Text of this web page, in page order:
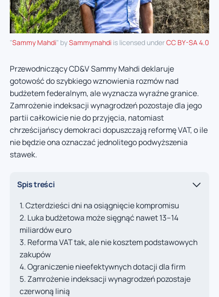
"Sammy Mahdi" bySammymahdi is licensed underCC BY-SA 4.0
Przewodniczący CD&V Sammy Mahdi deklaruje
gotowość do szybkiego wznowienia rozmów nad
budżetem federalnym, ale wyznacza wyraźne granice.
Zamrożenie indeksacji wynagrodzeń pozostaje dla jego
partii całkowicie nie do przyjęcia, natomiast
chrześcijańscy demokraci dopuszczają reformę VAT, o ile
nie będzie ona oznaczać jednolitego podwyższenia
stawek.
Spis treści
Czterdzieści dni na osiągnięcie kompromisu
Luka budżetowa może sięgnąć nawet 13–14
miliardów euro
Reforma VAT tak, ale nie kosztem podstawowych
zakupów
Ograniczenie nieefektywnych dotacji dla firm
Zamrożenie indeksacji wynagrodzeń pozostaje
czerwoną linią